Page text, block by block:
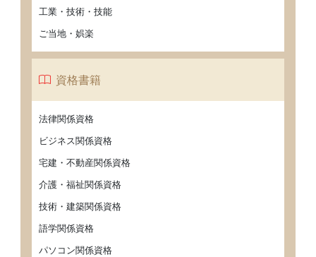
工業・技術・技能
ご当地・娯楽
資格書籍
法律関係資格
ビジネス関係資格
宅建・不動産関係資格
介護・福祉関係資格
技術・建築関係資格
語学関係資格
パソコン関係資格